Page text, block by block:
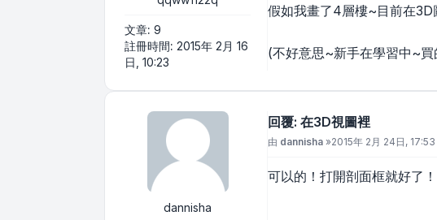
文章: 9
註冊時間: 2015年 2月 16
日, 10:23
假如我畫了4層樓~目前在
(不好意思~新手在學習中~
dannisha
回覆: 在3D視圖裡
文章
由 dannisha »2015年 2月 24日, 17:53
可以的！打開剖面框就好了！